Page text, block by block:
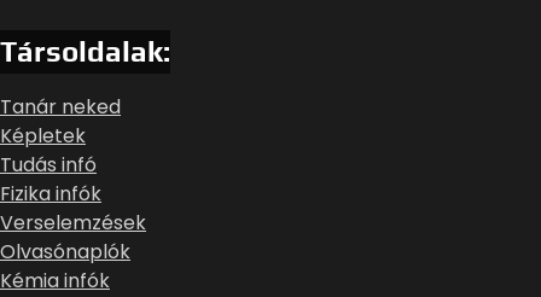
Társoldalak:
Tanár neked
Képletek
Tudás infó
Fizika infók
Verselemzések
Olvasónaplók
Kémia infók